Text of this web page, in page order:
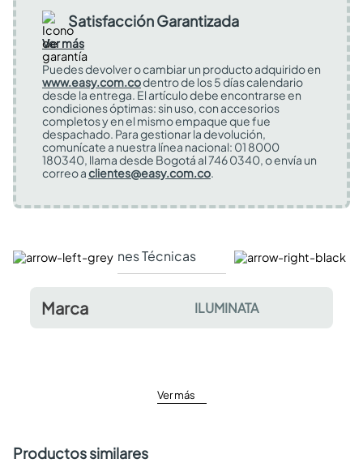
Satisfacción Garantizada
Ver más
Puedes devolver o cambiar un producto adquirido en
www.easy.com.codentro de los 5 días calendario
desde la entrega. El artículo debe encontrarse en
condiciones óptimas: sin uso, con accesorios
completos y en el mismo empaque que fue
despachado. Para gestionar la devolución,
comunícate a nuestra línea nacional: 01 8000
180340, llama desde Bogotá al 746 0340, o envía un
correo aclientes@easy.com.co.
Especificaciones Técnicas Comentarios y
Marca ILUMINATA
Ver más
Productos similares